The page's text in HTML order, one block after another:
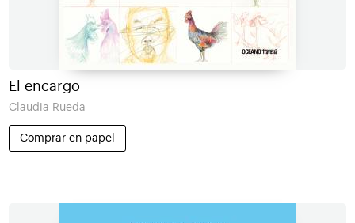
El encargo
Claudia Rueda
Comprar en papel